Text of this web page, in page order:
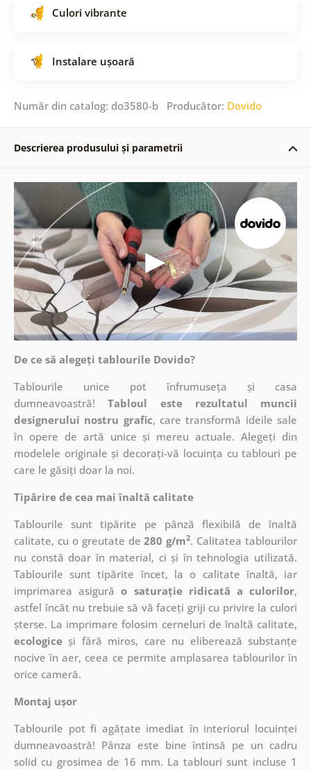
Culori vibrante
Instalare ușoară
Număr din catalog: do3580-b Producător: Dovido
Descrierea produsului și parametrii
De ce să alegeți tablourile Dovido?
Tablourile unice pot înfrumuseța și casa
dumneavoastră!Tabloul este rezultatul muncii
designerului nostru grafic, caretransformă ideile sale
în opere de artă unice și mereu actuale. Alegeți din
modelele originale și decorați-vă locuința cu tablouri pe
care le găsiți doar la noi.
Tipărire de cea mai înaltă calitate
Tablourile sunt tipărite pe pânză flexibilă de înaltă
calitate, cu o greutate de280 g/m2. Calitatea tablourilor
nu constă doar în material, ci și în tehnologia utilizată.
Tablourile sunt tipărite încet, la o calitate înaltă, iar
imprimarea asigurăo saturație ridicată a culorilor,
astfel încât nu trebuie să vă faceți griji cu privire la culori
șterse. La imprimare folosim cerneluri de înaltă calitate,
ecologiceși fără miros, care nu eliberează substanțe
nocive în aer, ceea ce permite amplasarea tablourilor în
orice cameră.
Montaj ușor
Tablourile pot fi agățate imediat în interiorul locuinței
dumneavoastră! Pânza este bine întinsă pe un cadru
solid cu grosimea de 16 mm. La tablouri sunt incluse 1